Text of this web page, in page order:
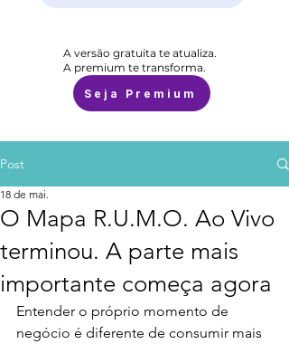
A versão gratuita te atualiza.
A premium te transforma.
Seja Premium
Post
O Mapa R.U.M.O. Ao Vivo
terminou. A parte mais
importante começa agora
18 de mai.
Entender o próprio momento de
negócio é diferente de consumir mais